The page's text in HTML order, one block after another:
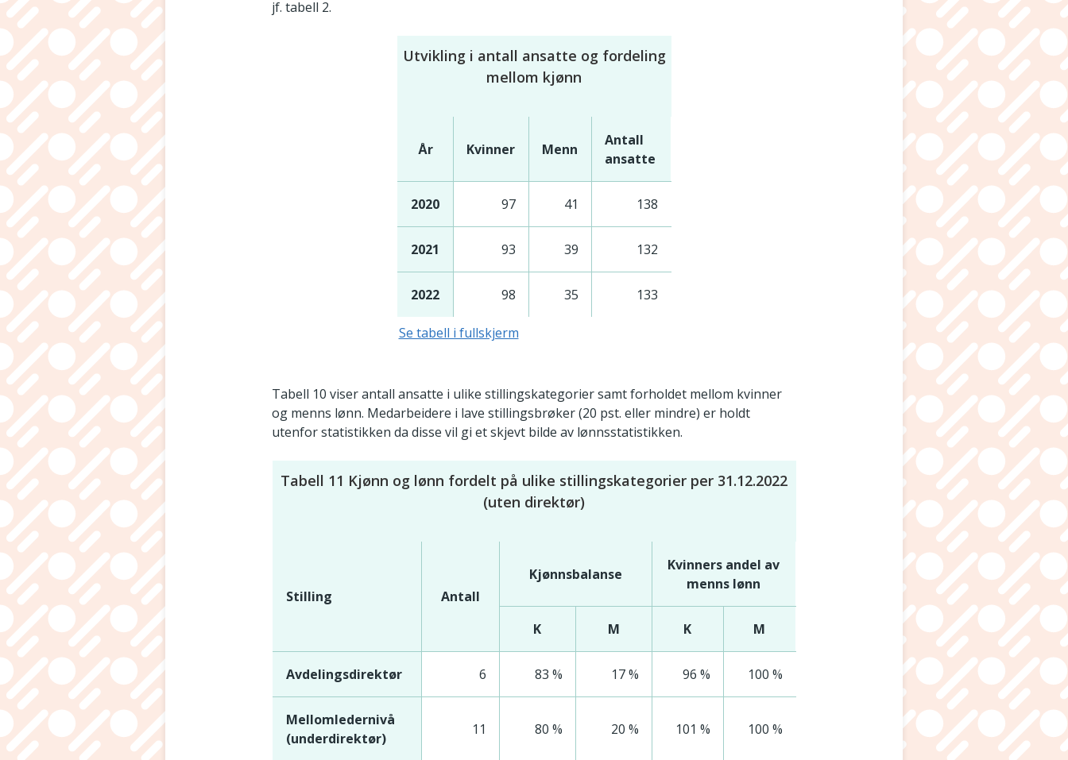
jf. tabell 2.
Utvikling i antall ansatte og fordeling
mellom kjønn
År Kvinner Menn
Antall
ansatte
2020 97 41 138
2021 93 39 132
2022 98 35 133
Se tabell i fullskjerm
Tabell 10 viser antall ansatte i ulike stillingskategorier samt forholdet mellom kvinner
og menns lønn. Medarbeidere i lave stillingsbrøker (20 pst. eller mindre) er holdt
utenfor statistikken da disse vil gi et skjevt bilde av lønnsstatistikken.
Tabell 11 Kjønn og lønn fordelt på ulike stillingskategorier per 31.12.2022
(uten direktør)
Stilling Antall
Kjønnsbalanse
Kvinners andel av
menns lønn
K M K M
Avdelingsdirektør 6 83 % 17 % 96 % 100 %
Mellomledernivå
(underdirektør)
11 80 % 20 % 101 % 100 %